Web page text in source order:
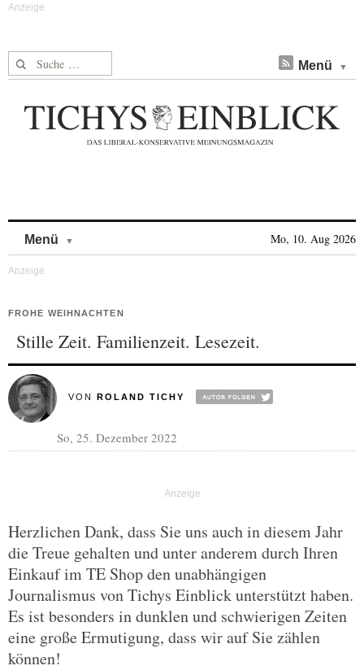
Suche nach: Menü
Menü Mo, 10. Aug 2026
FROHE WEIHNACHTEN
Stille Zeit. Familienzeit. Lesezeit.
VON ROLAND TICHY
So, 25. Dezember 2022
Herzlichen Dank, dass Sie uns auch in diesem Jahr
die Treue gehalten und unter anderem durch Ihren
Einkauf im TE Shop den unabhängigen
Journalismus von Tichys Einblick unterstützt haben.
Es ist besonders in dunklen und schwierigen Zeiten
eine große Ermutigung, dass wir auf Sie zählen
können!